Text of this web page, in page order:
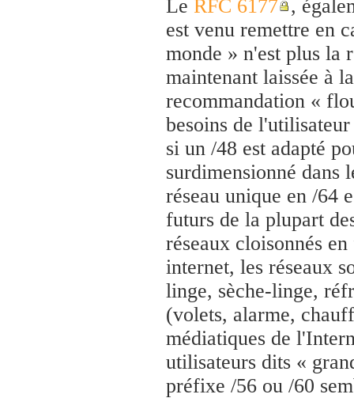
Le RFC 6177 ,
est venu remettre en
monde » n'est plus
maintenant laissée à
recommandation «
besoins de
si un /48 est adapté
surdimensionné dans
réseau unique en /64
futurs de la plupart
réseaux cloisonnés
internet, les réseaux
linge, sèche-linge,
(volets, alarme,
médiatiques de
utilisateurs dits «
préfixe /56 ou /60